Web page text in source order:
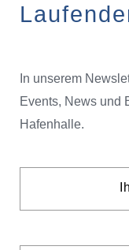
In unserem
Events, News und
Hafenhalle.